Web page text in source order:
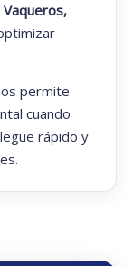
permite
cuando
rápido y